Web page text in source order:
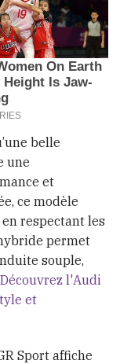
belle
une
et
ce modèle
respectant les
permet
souple,
Découvrez l'Audi
et
Sport affiche